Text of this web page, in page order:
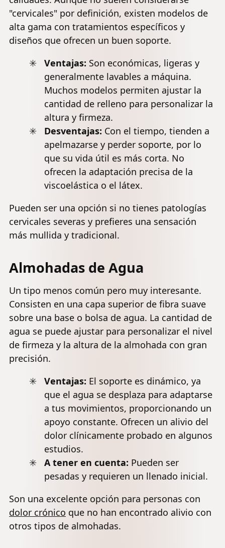
"cervicales" por definición, existen modelos de
alta gama con tratamientos específicos y
diseños que ofrecen un buen soporte.
Ventajas: Son económicas, ligeras y
generalmente lavables a máquina.
Muchos modelos permiten ajustar la
cantidad de relleno para personalizar la
altura y firmeza.
Desventajas: Con el tiempo, tienden a
apelmazarse y perder soporte, por lo
que su vida útil es más corta. No
ofrecen la adaptación precisa de la
viscoelástica o el látex.
Pueden ser una opción si no tienes patologías
cervicales severas y prefieres una sensación
más mullida y tradicional.
Almohadas de Agua
Un tipo menos común pero muy interesante.
Consisten en una capa superior de fibra suave
sobre una base o bolsa de agua. La cantidad de
agua se puede ajustar para personalizar el nivel
de firmeza y la altura de la almohada con gran
precisión.
Ventajas: El soporte es dinámico, ya
que el agua se desplaza para adaptarse
a tus movimientos, proporcionando un
apoyo constante. Ofrecen un alivio del
dolor clínicamente probado en algunos
estudios.
A tener en cuenta: Pueden ser
pesadas y requieren un llenado inicial.
Son una excelente opción para personas con
dolor crónico que no han encontrado alivio con
otros tipos de almohadas.